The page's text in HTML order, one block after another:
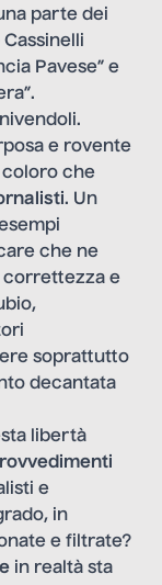
parte dei
Pavese” e
e rovente
coloro che
. Un
che ne
correttezza e
soprattutto
decantata
libertà
e
in
e filtrate?
in realtà sta